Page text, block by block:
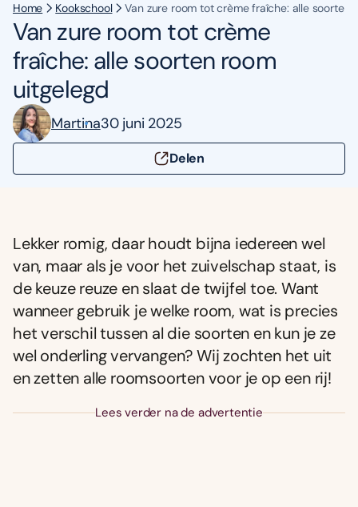
Home Kookschool Van zure room tot crème fraîche: alle soorten
Van zure room tot crème
fraîche: alle soorten room
uitgelegd
Martina30 juni 2025
Delen
Lekker romig, daar houdt bijna iedereen wel
van, maar als je voor het zuivelschap staat, is
de keuze reuze en slaat de twijfel toe. Want
wanneer gebruik je welke room, wat is precies
het verschil tussen al die soorten en kun je ze
wel onderling vervangen? Wij zochten het uit
en zetten alle roomsoorten voor je op een rij!
Lees verder na de advertentie